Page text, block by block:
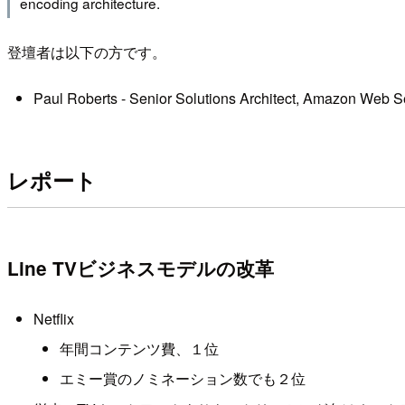
登壇者は以下の方です。
Paul Roberts - Senior Solutions Architect, Amazon Web
レポート
Line TVビジネスモデルの改革
Netflix
年間コンテンツ費、１位
エミー賞のノミネーション数でも２位